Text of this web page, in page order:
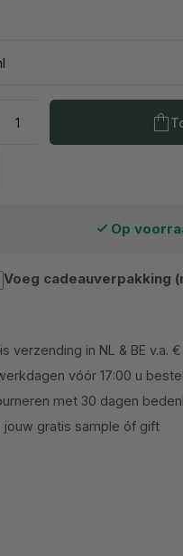
Op
Voeg cadeauverpakking
verzending in NL & BE v.a.
vóór 17:00 u
met 30 dagen
jouw gratis sample óf gift